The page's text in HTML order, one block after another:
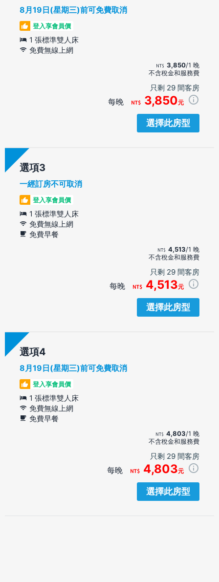
8月19日(星期三)前可免費取消
登入享會員價
1 張標準雙人床
免費無線上網
3,850/1 晚
不含稅金和服務費
只剩 29 間客房
每晚 3,850元
選擇此房型
選項
一經訂房不可取消
登入享會員價
1 張標準雙人床
免費無線上網
免費早餐
4,513/1 晚
不含稅金和服務費
只剩 29 間客房
每晚 4,513元
選擇此房型
選項
8月19日(星期三)前可免費取消
登入享會員價
1 張標準雙人床
免費無線上網
免費早餐
4,803/1 晚
不含稅金和服務費
只剩 29 間客房
每晚 4,803元
選擇此房型